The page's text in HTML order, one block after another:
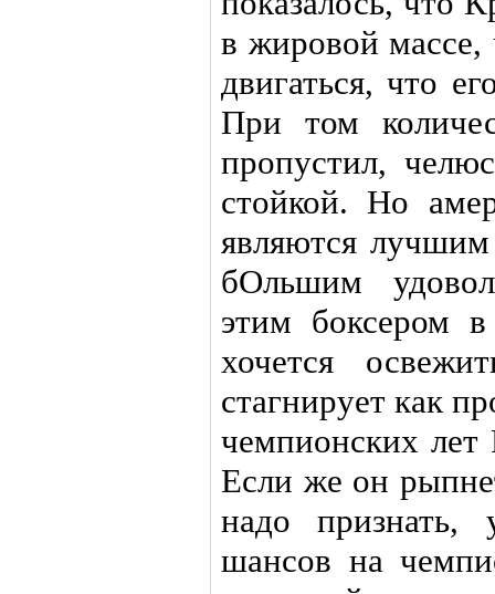
в жировой массе,
двигаться, что
При том
пропустил,
стойкой. Но
являются
бОльшим
этим боксером
хочется
стагнирует как
чемпионских лет
Если же он
надо признать,
шансов на